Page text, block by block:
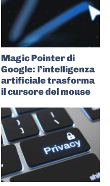
Magic Pointer di
Google: l’intelligenza
artificiale trasforma
il cursore del mouse